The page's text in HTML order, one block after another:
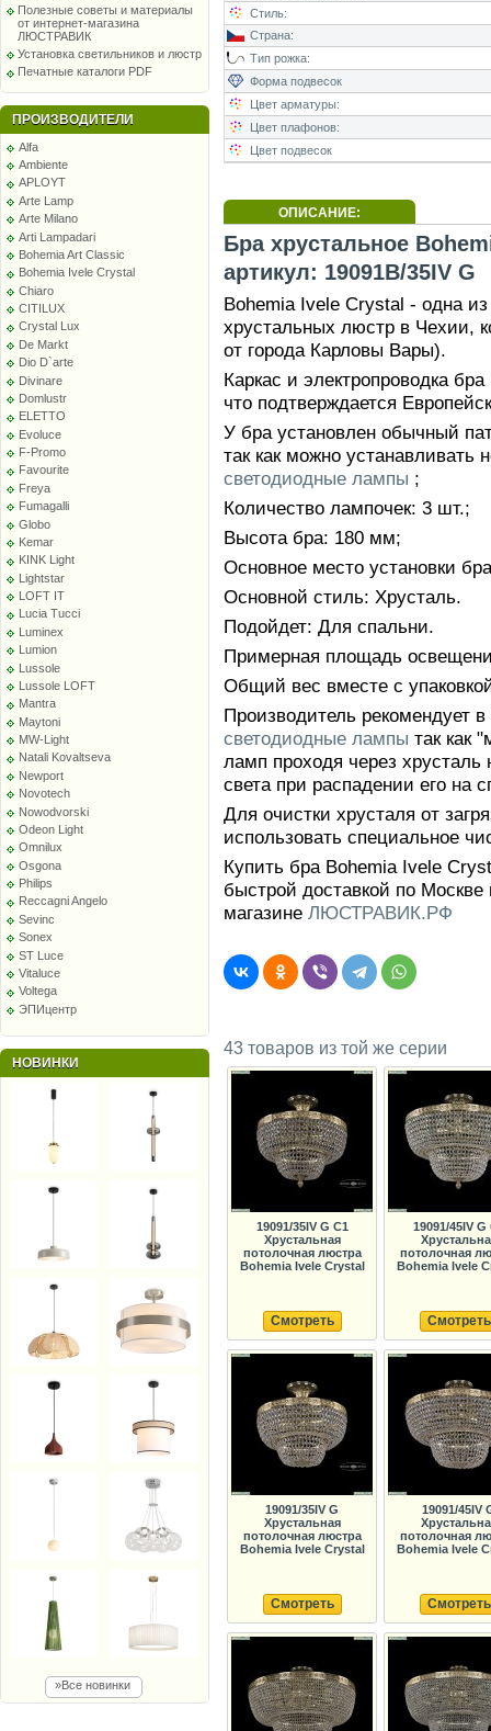
Полезные советы и материалы
от интернет-магазина
ЛЮСТРАВИК
Установка светильников и люстр
Печатные каталоги PDF
ПРОИЗВОДИТЕЛИ
Alfa
Ambiente
APLOYT
Arte Lamp
Arte Milano
Arti Lampadari
Bohemia Art Classic
Bohemia Ivele Crystal
Chiaro
CITILUX
Crystal Lux
De Markt
Dio D`arte
Divinare
Domlustr
ELETTO
Evoluce
F-Promo
Favourite
Freya
Fumagalli
Globo
Kemar
KINK Light
Lightstar
LOFT IT
Lucia Tucci
Luminex
Lumion
Lussole
Lussole LOFT
Mantra
Maytoni
MW-Light
Natali Kovaltseva
Newport
Novotech
Nowodvorski
Odeon Light
Omnilux
Osgona
Philips
Reccagni Angelo
Sevinc
Sonex
ST Luce
Vitaluce
Voltega
ЭПИцентр
НОВИНКИ
»Все новинки
Стиль:
Страна:
Тип рожка:
Форма подвесок
Цвет арматуры:
Цвет плафонов:
Цвет подвесок
ОПИСАНИЕ:
Бра хрустальное
артикул: 19091B/35IV G
Bohemia Ivele Crystal - одна
хрустальных люстр в Чехии,
от города Карловы Вары).
Каркас и электропроводка
что подтверждается
У бра установлен обычный
так как можно устанавливать
светодиодные лампы ;
Количество лампочек: 3 шт.;
Высота бра: 180 мм;
Основное место установки
Основной стиль: Хрусталь.
Подойдет: Для спальни.
Примерная площадь
Общий вес вместе с
Производитель рекомендует
светодиодные лампы так как
ламп проходя через хрусталь
света при распадении его на
Для очистки хрусталя от
использовать специальное
Купить бра Bohemia Ivele
быстрой доставкой по
магазине ЛЮСТРАВИК.РФ
43 товаров из той же серии
19091/35IV G C1
Хрустальная
потолочная люстра
Bohemia Ivele Crystal
Смотреть
19091/45IV G
потолочная
Bohemia Ivele
Смотреть
19091/35IV G
Хрустальная
потолочная люстра
Bohemia Ivele Crystal
Смотреть
19091/45IV
потолочная
Bohemia Ivele
Смотреть